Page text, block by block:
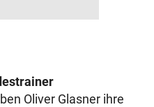
Oliver Glasner ihre